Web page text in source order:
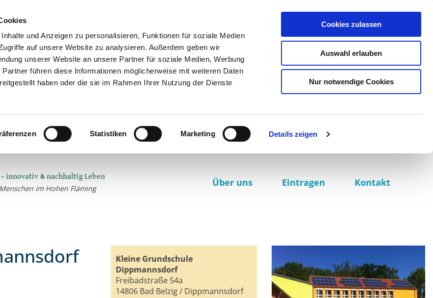
und Anzeigen zu personalisieren, Funktionen für soziale Medien
auf unsere Website zu analysieren. Außerdem geben wir
unserer Website an unsere Partner für soziale Medien, Werbung
führen diese Informationen möglicherweise mit weiteren Daten
haben oder die sie im Rahmen Ihrer Nutzung der Dienste
Statistiken Marketing Details zeigen
Cookies zulassen
Auswahl erlauben
Nur notwendige Cookies
innovativ & nachhaltig Leben
im Hohen Fläming
Über uns Eintragen Kontakt
Kleine Grundschule
Dippmannsdorf
Freibadstraße 54a
14806 Bad Belzig / Dippmannsdorf